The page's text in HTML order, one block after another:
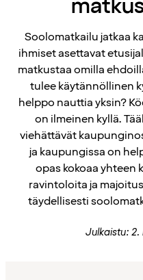
Soolomatkailu jatkaa
ihmiset asettavat
matkustaa omilla
tulee käytännöllinen
helppo nauttia yksin?
on ilmeinen kyllä.
viehättävät
ja kaupungissa on
opas kokoaa yhteen
ravintoloita ja
täydellisesti
Julkaistu: 2.